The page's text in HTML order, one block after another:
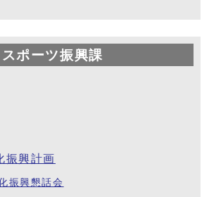
ポーツ振興課
振興計画
振興懇話会